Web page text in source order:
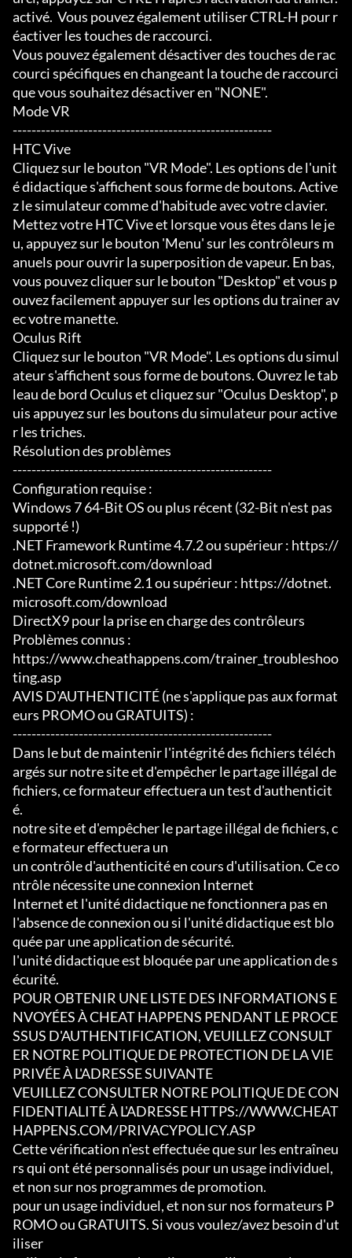
activé.  Vous pouvez également utiliser CTRL-H pour r
éactiver les touches de raccourci.
Vous pouvez également désactiver des touches de rac
courci spécifiques en changeant la touche de raccourci
que vous souhaitez désactiver en "NONE".
Mode VR
-------------------------------------------------------
HTC Vive
Cliquez sur le bouton "VR Mode". Les options de l'unit
é didactique s'affichent sous forme de boutons. Active
z le simulateur comme d'habitude avec votre clavier.
Mettez votre HTC Vive et lorsque vous êtes dans le je
u, appuyez sur le bouton 'Menu' sur les contrôleurs m
anuels pour ouvrir la superposition de vapeur. En bas,
vous pouvez cliquer sur le bouton "Desktop" et vous p
ouvez facilement appuyer sur les options du trainer av
ec votre manette.
Oculus Rift
Cliquez sur le bouton "VR Mode". Les options du simul
ateur s'affichent sous forme de boutons. Ouvrez le tab
leau de bord Oculus et cliquez sur "Oculus Desktop", p
uis appuyez sur les boutons du simulateur pour active
r les triches.
Résolution des problèmes
-------------------------------------------------------
Configuration requise :
Windows 7 64-Bit OS ou plus récent (32-Bit n'est pas
supporté !)
.NET Framework Runtime 4.7.2 ou supérieur : https://
dotnet.microsoft.com/download
.NET Core Runtime 2.1 ou supérieur : https://dotnet.
microsoft.com/download
DirectX9 pour la prise en charge des contrôleurs
Problèmes connus :
https://www.cheathappens.com/trainer_troubleshoo
ting.asp
AVIS D'AUTHENTICITÉ (ne s'applique pas aux format
eurs PROMO ou GRATUITS) :
-------------------------------------------------------
Dans le but de maintenir l'intégrité des fichiers téléch
argés sur notre site et d'empêcher le partage illégal de
fichiers, ce formateur effectuera un test d'authenticit
é.
notre site et d'empêcher le partage illégal de fichiers, c
e formateur effectuera un
un contrôle d'authenticité en cours d'utilisation. Ce co
ntrôle nécessite une connexion Internet
Internet et l'unité didactique ne fonctionnera pas en
l'absence de connexion ou si l'unité didactique est blo
quée par une application de sécurité.
l'unité didactique est bloquée par une application de s
écurité.
POUR OBTENIR UNE LISTE DES INFORMATIONS E
NVOYÉES À CHEAT HAPPENS PENDANT LE PROCE
SSUS D'AUTHENTIFICATION, VEUILLEZ CONSULT
ER NOTRE POLITIQUE DE PROTECTION DE LA VIE
PRIVÉE À L'ADRESSE SUIVANTE
VEUILLEZ CONSULTER NOTRE POLITIQUE DE CON
FIDENTIALITÉ À L'ADRESSE HTTPS://WWW.CHEAT
HAPPENS.COM/PRIVACYPOLICY.ASP
Cette vérification n'est effectuée que sur les entraîneu
rs qui ont été personnalisés pour un usage individuel,
et non sur nos programmes de promotion.
pour un usage individuel, et non sur nos formateurs P
ROMO ou GRATUITS. Si vous voulez/avez besoin d'ut
iliser